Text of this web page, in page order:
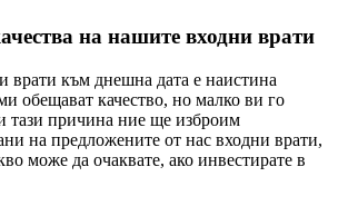
на нашите входни врати
врати към днешна дата е наистина
обещават качество, но малко ви го
тази причина ние ще изброим
на предложените от нас входни врати,
може да очаквате, ако инвестирате в